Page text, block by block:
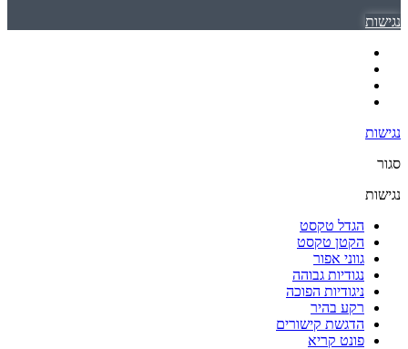
נגישות
נגישות
סגור
נגישות
הגדל טקסט
הקטן טקסט
גווני אפור
נגודיות גבוהה
ניגודיות הפוכה
רקע בהיר
הדגשת קישורים
פונט קריא